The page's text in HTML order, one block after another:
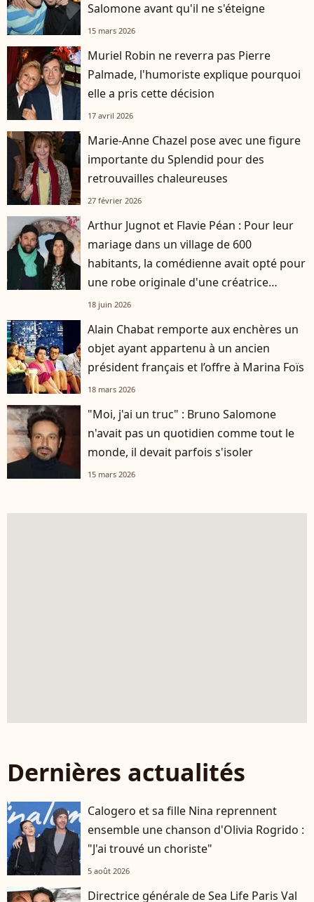
Salomone avant qu'il ne s'éteigne
15 mars 2026
Muriel Robin ne reverra pas Pierre
Palmade, l'humoriste explique pourquoi
elle a pris cette décision
17 avril 2026
Marie-Anne Chazel pose avec une figure
importante du Splendid pour des
retrouvailles chaleureuses
27 février 2026
Arthur Jugnot et Flavie Péan : Pour leur
mariage dans un village de 600
habitants, la comédienne avait opté pour
une robe originale d'une créatrice
française
18 juin 2026
Alain Chabat remporte aux enchères un
objet ayant appartenu à un ancien
président français et l’offre à Marina Foïs
18 mars 2026
"Moi, j'ai un truc" : Bruno Salomone
n'avait pas un quotidien comme tout le
monde, il devait parfois s'isoler
15 mars 2026
Dernières actualités
Calogero et sa fille Nina reprennent
ensemble une chanson d'Olivia Rogrido :
"J'ai trouvé un choriste"
5 août 2026
Directrice générale de Sea Life Paris Val